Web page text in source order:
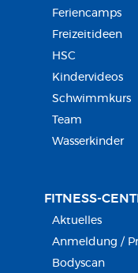
Feriencamps
Freizeitideen
HSC
Kindervideos
Schwimmkurs
Team
Wasserkinder
FITNESS-
Aktuelles
Anmeldung /
Bodyscan